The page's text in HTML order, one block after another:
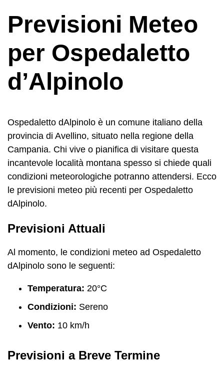
Previsioni Meteo
per Ospedaletto
d’Alpinolo
Ospedaletto dAlpinolo è un comune italiano della
provincia di Avellino, situato nella regione della
Campania. Chi vive o pianifica di visitare questa
incantevole località montana spesso si chiede quali
condizioni meteorologiche potranno attendersi. Ecco
le previsioni meteo più recenti per Ospedaletto
dAlpinolo.
Previsioni Attuali
Al momento, le condizioni meteo ad Ospedaletto
dAlpinolo sono le seguenti:
Temperatura: 20°C
Condizioni: Sereno
Vento: 10 km/h
Previsioni a Breve Termine